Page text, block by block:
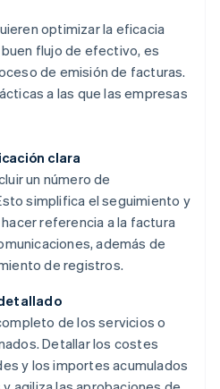
optimizar la eficacia
flujo de efectivo, es
de emisión de facturas.
a las que las empresas
clara
un número de
simplifica el seguimiento y
referencia a la factura
además de
de registros.
de los servicios o
Detallar los costes
y los importes acumulados